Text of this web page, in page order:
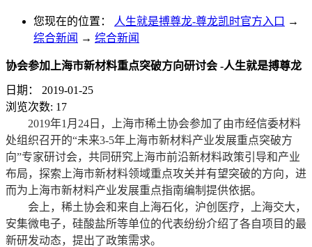
您现在的位置： 人生就是搏尊龙-尊龙凯时官方入口 →
综合新闻 → 综合新闻
协会参加上海市新材料重点突破方向研讨会 -人生就是搏尊龙
日期：
2019-01-25
浏览次数: 17
2019年1月24日，上海市稀土协会参加了由市经信委材料
处组织召开的“未来3-5年上海市新材料产业发展重点突破方
向”专家研讨会，共同研究上海市前沿新材料政策引导和产业
布局，探索上海市新材料领域重点攻关并有望突破的方向，进
而为上海市新材料产业发展重点指南编制提供依据。
会上，稀土协会和来自上海石化，沪创医疗，上海交大，
安集微电子，硅酸盐所等单位的代表纷纷介绍了各自项目的最
新研发动态，提出了政策需求。